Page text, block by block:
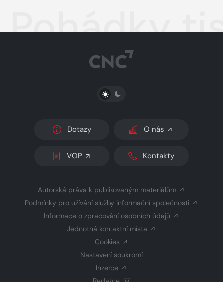
Pohádky
PŘEPNOUT SVĚTLÝ/TMAVÝ REŽIM
Dotazy O nás
VOP Kontakty
Autorská práva k publikovaným materiálům
Podmínky pro užívání služby informační společnosti
Informace o zpracování osobních údajů
Jednotná kontaktní místa
Cookies
Nastavení soukromí
Inzerce